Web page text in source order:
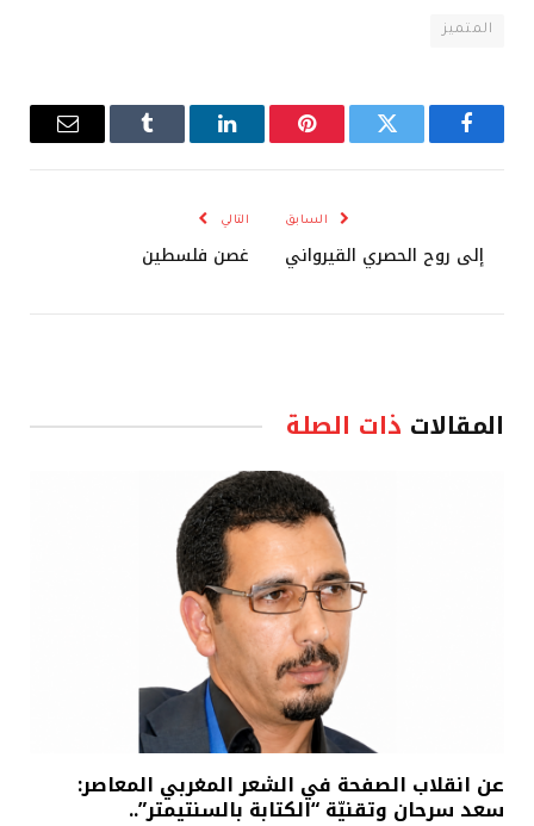
المتميز
فيسبوك تويتر بينتيريستلينكدإن Tumblr
البريد
السابق
إلى روح الحصري القيرواني
التالي
غصن فلسطين
المقالات ذات الصلة
عن انقلاب الصفحة في الشعر المغربي المعاصر:
سعد سرحان وتقنيّة “الكتابة بالسنتيمتر”..